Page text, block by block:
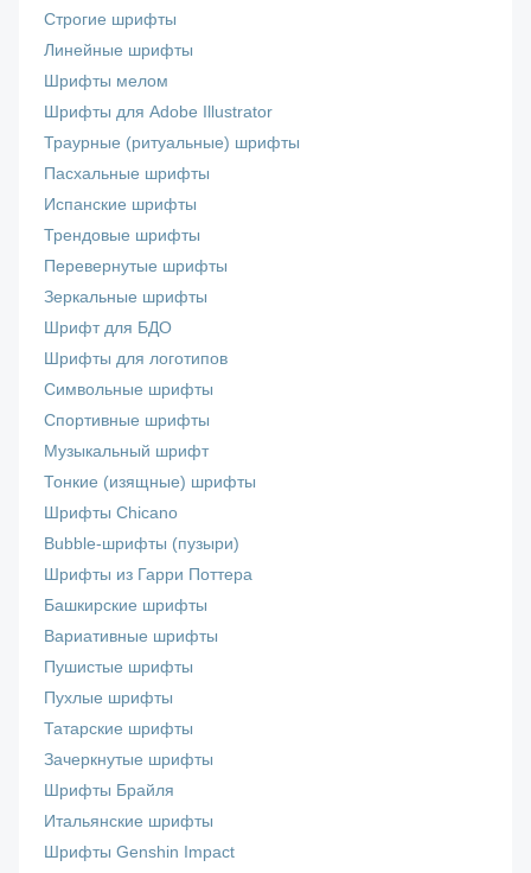
Строгие шрифты
Линейные шрифты
Шрифты мелом
Шрифты для Adobe Illustrator
Траурные (ритуальные) шрифты
Пасхальные шрифты
Испанские шрифты
Трендовые шрифты
Перевернутые шрифты
Зеркальные шрифты
Шрифт для БДО
Шрифты для логотипов
Символьные шрифты
Спортивные шрифты
Музыкальный шрифт
Тонкие (изящные) шрифты
Шрифты Chicano
Bubble-шрифты (пузыри)
Шрифты из Гарри Поттера
Башкирские шрифты
Вариативные шрифты
Пушистые шрифты
Пухлые шрифты
Татарские шрифты
Зачеркнутые шрифты
Шрифты Брайля
Итальянские шрифты
Шрифты Genshin Impact